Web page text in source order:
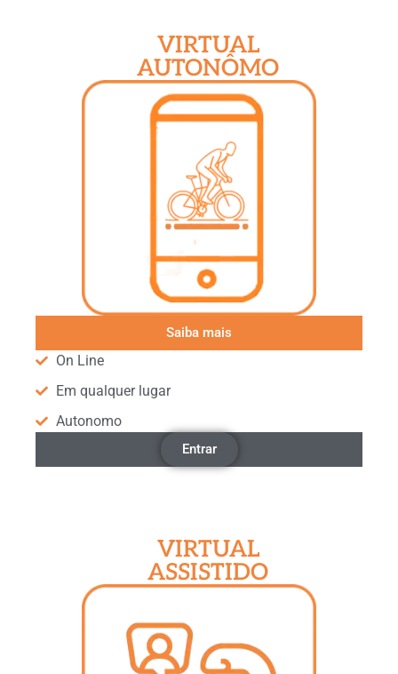
VIRTUAL
AUTONÔMO
Saiba mais
On Line
Em qualquer lugar
Autonomo
Entrar
VIRTUAL
ASSISTIDO